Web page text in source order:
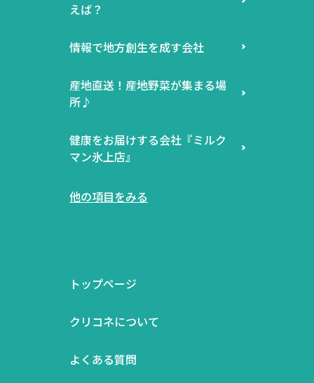
えば？
情報で地方創生を成す会社
産地直送！産地野菜が集まる場
所♪
健康をお届けする会社『ミルク
マン氷上店』
他の項目をみる
トップページ
クリコネについて
よくある質問